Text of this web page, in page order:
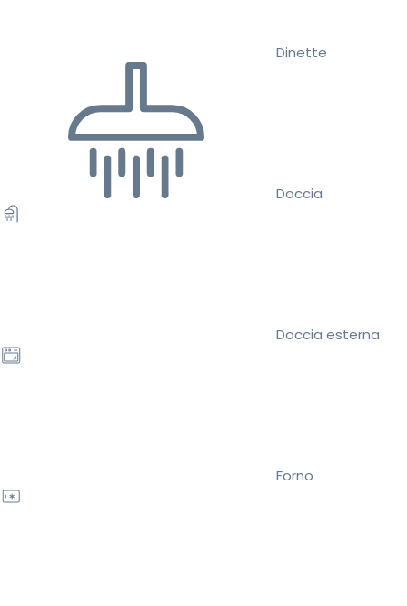
Dinette
Doccia
Doccia esterna
Forno